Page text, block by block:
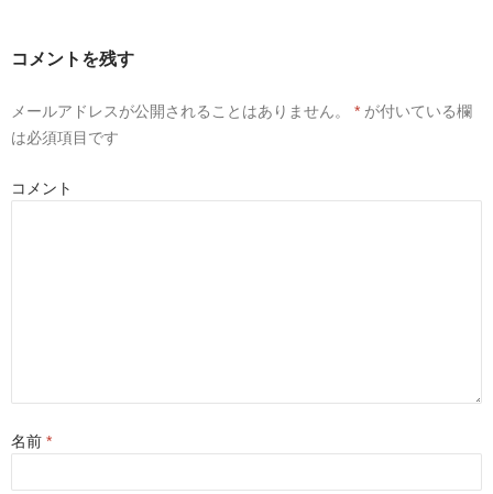
コメントを残す
メールアドレスが公開されることはありません。 * が付いている欄
は必須項目です
コメント
名前 *